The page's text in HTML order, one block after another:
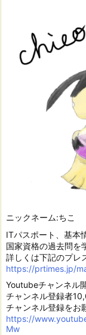
ニックネーム:ちこ
ITパスポート、基本
国家資格の過去問を
詳しくは下記のプレ
https://prtimes.jp/
Youtubeチャンネル
チャンネル登録者
チャンネル登録をお
https://
Mw